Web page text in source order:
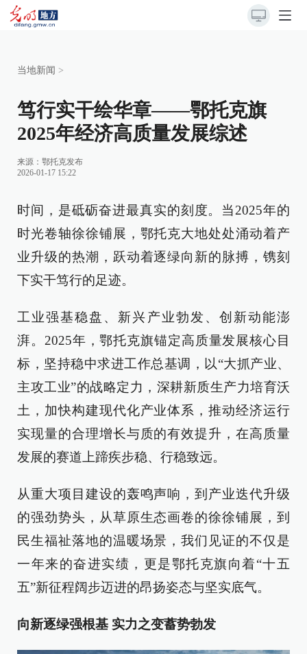
当地新闻 >
笃行实干绘华章——鄂托克旗
2025年经济高质量发展综述
来源： 鄂托克发布
2026-01-17 15:22
时间，是砥砺奋进最真实的刻度。当2025年的
时光卷轴徐徐铺展，鄂托克大地处处涌动着产
业升级的热潮，跃动着逐绿向新的脉搏，镌刻
下实干笃行的足迹。
工业强基稳盘、新兴产业勃发、创新动能澎
湃。2025年，鄂托克旗锚定高质量发展核心目
标，坚持稳中求进工作总基调，以“大抓产业、
主攻工业”的战略定力，深耕新质生产力培育沃
土，加快构建现代化产业体系，推动经济运行
实现量的合理增长与质的有效提升，在高质量
发展的赛道上蹄疾步稳、行稳致远。
从重大项目建设的轰鸣声响，到产业迭代升级
的强劲势头，从草原生态画卷的徐徐铺展，到
民生福祉落地的温暖场景，我们见证的不仅是
一年来的奋进实绩，更是鄂托克旗向着“十五
五”新征程阔步迈进的昂扬姿态与坚实底气。
向新逐绿强根基 实力之变蓄势勃发